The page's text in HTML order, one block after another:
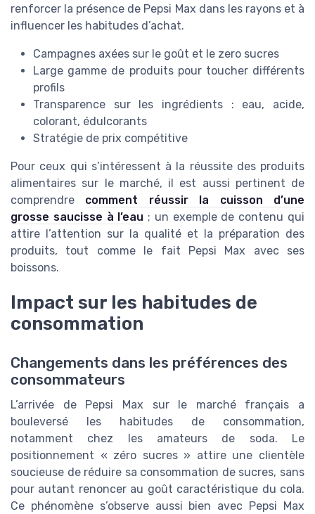
renforcer la présence de Pepsi Max dans les rayons et à
influencer les habitudes d’achat.
Campagnes axées sur le goût et le zero sucres
Large gamme de produits pour toucher différents
profils
Transparence sur les ingrédients : eau, acide,
colorant, édulcorants
Stratégie de prix compétitive
Pour ceux qui s’intéressent à la réussite des produits
alimentaires sur le marché, il est aussi pertinent de
comprendre comment réussir la cuisson d’une
grosse saucisse à l’eau ; un exemple de contenu qui
attire l’attention sur la qualité et la préparation des
produits, tout comme le fait Pepsi Max avec ses
boissons.
Impact sur les habitudes de
consommation
Changements dans les préférences des
consommateurs
L’arrivée de Pepsi Max sur le marché français a
bouleversé les habitudes de consommation,
notamment chez les amateurs de soda. Le
positionnement « zéro sucres » attire une clientèle
soucieuse de réduire sa consommation de sucres, sans
pour autant renoncer au goût caractéristique du cola.
Ce phénomène s’observe aussi bien avec Pepsi Max